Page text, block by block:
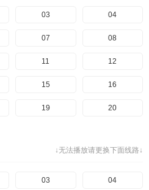
03 04
07 08
11 12
15 16
19 20
↓无法播放请更换下面线路↓
03 04